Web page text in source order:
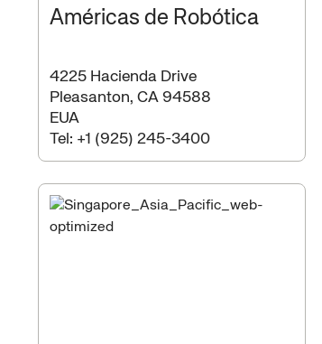
Américas de Robótica
4225 Hacienda Drive
Pleasanton, CA 94588
EUA
Tel: +1 (925) 245-3400